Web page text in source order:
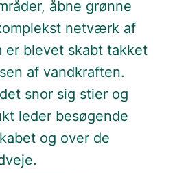
åbne grønne
netværk af
er blevet skabt takket
af vandkraften.
snor sig stier og
leder besøgende
og over de